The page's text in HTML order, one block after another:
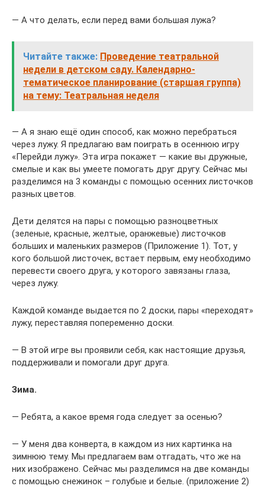
— А что делать, если перед вами большая лужа?
Читайте также: Проведение театральной
недели в детском саду. Календарно-
тематическое планирование (старшая группа)
на тему: Театральная неделя
— А я знаю ещё один способ, как можно перебраться
через лужу. Я предлагаю вам поиграть в осеннюю игру
«Перейди лужу». Эта игра покажет — какие вы дружные,
смелые и как вы умеете помогать друг другу. Сейчас мы
разделимся на 3 команды с помощью осенних листочков
разных цветов.
Дети делятся на пары с помощью разноцветных
(зеленые, красные, желтые, оранжевые) листочков
больших и маленьких размеров (Приложение 1). Тот, у
кого большой листочек, встает первым, ему необходимо
перевести своего друга, у которого завязаны глаза,
через лужу.
Каждой команде выдается по 2 доски, пары «переходят»
лужу, переставляя попеременно доски.
— В этой игре вы проявили себя, как настоящие друзья,
поддерживали и помогали друг друга.
Зима.
— Ребята, а какое время года следует за осенью?
— У меня два конверта, в каждом из них картинка на
зимнюю тему. Мы предлагаем вам отгадать, что же на
них изображено. Сейчас мы разделимся на две команды
с помощью снежинок – голубые и белые. (приложение 2)